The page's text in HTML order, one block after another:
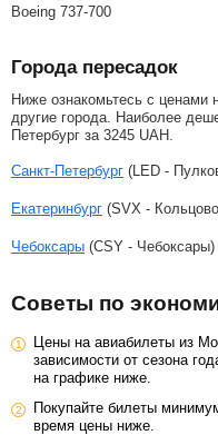
Boeing 737-700
Города пересадок
Ниже ознакомьтесь с ценами
другие города. Наиболее
Петербург за 3245 UAH
Санкт-Петербург (LED -
Екатеринбург (SVX -
Чебоксары (CSY - Чебоксары)
Советы по
Цены на авиабилеты из
зависимости от сезона
на графике ниже.
Покупайте билеты
время цены ниже.